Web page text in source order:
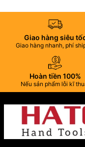
Giao hàng siêu
Giao hàng nhanh, phí
Hoàn tiền 100%
Nếu sản phẩm lỗi kĩ